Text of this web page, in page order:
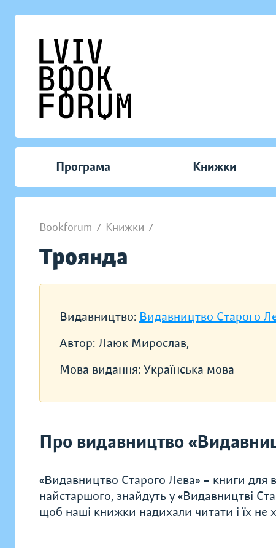
Програма Книжки
Bookforum / Книжки /
Троянда
Видавництво: Видавництво Старого
Автор: Лаюк Мирослав,
Мова видання: Українська мова
Про видавництво
«Видавництво Старого Лева» – книги для
найстаршого, знайдуть у «Видавництві
щоб наші книжки надихали читати і їх не